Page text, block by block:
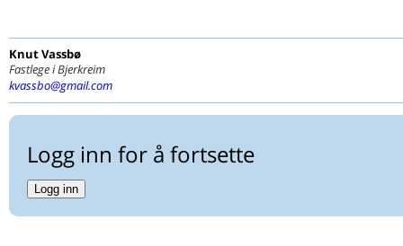
KnutVassbø
Fastlege i Bjerkreim
kvassbo@gmail.com
Logg inn for å fortsette
Logg inn